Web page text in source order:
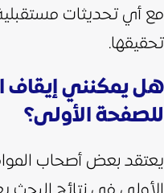
مع أي تحديثات
تحقيقها.
هل يمكنني إيقاف
للصفحة الأولى؟
يعتقد بعض أصحاب